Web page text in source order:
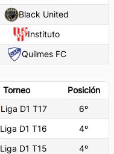
Black United
Instituto
Quilmes FC
Torneo
Posición
Liga D1 T17 6º
Liga D1 T16 4º
Liga D1 T15 4º